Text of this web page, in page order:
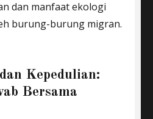
dan manfaat ekologi
burung-burung migran.
Kepedulian:
Bersama